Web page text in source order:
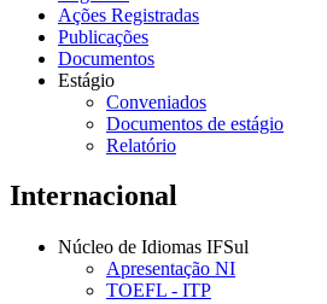
Ações Registradas
Publicações
Documentos
Estágio
Conveniados
Documentos de estágio
Relatório
Internacional
Núcleo de Idiomas IFSul
Apresentação NI
TOEFL - ITP